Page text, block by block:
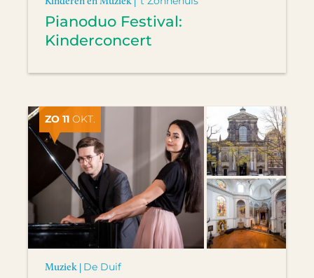
Pianoduo Festival:
Kinderconcert
ZO 11 OKT.
Muziek | De Duif